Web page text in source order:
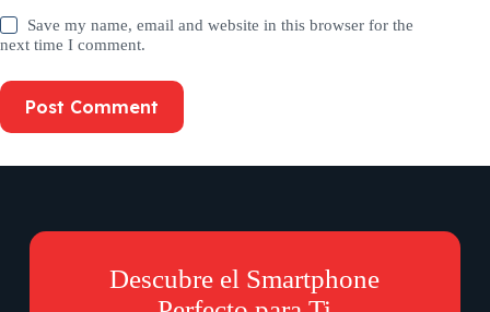
Save my name, email and website in this browser for the
next time I comment.
Post Comment
Descubre el Smartphone